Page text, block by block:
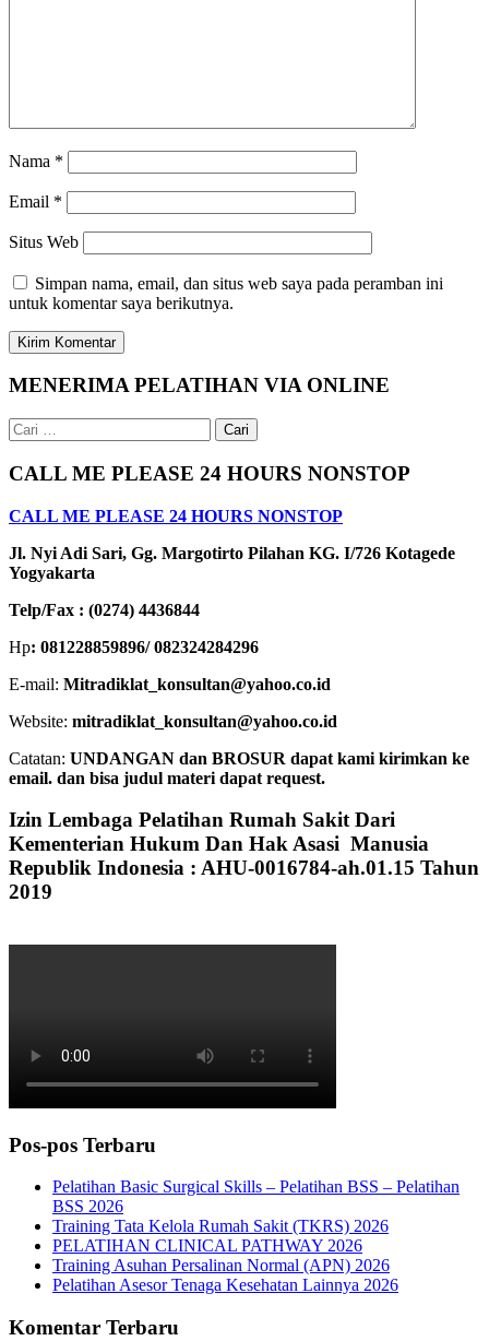
Nama *
Email *
Situs Web
Simpan nama, email, dan situs web saya pada peramban ini
untuk komentar saya berikutnya.
MENERIMA PELATIHAN VIA ONLINE
Cari
untuk:
CALL ME PLEASE 24 HOURS NONSTOP
CALL ME PLEASE 24 HOURS NONSTOP
Jl. Nyi Adi Sari, Gg. Margotirto Pilahan KG. I/726 Kotagede
Yogyakarta
Telp/Fax : (0274) 4436844
Hp: 081228859896/ 082324284296
E-mail: Mitradiklat_konsultan@yahoo.co.id
Website: mitradiklat_konsultan@yahoo.co.id
Catatan: UNDANGAN dan BROSUR dapat kami kirimkan ke
email. dan bisa judul materi dapat request.
Izin Lembaga Pelatihan Rumah Sakit Dari
Kementerian Hukum Dan Hak Asasi Manusia
Republik Indonesia : AHU-0016784-ah.01.15 Tahun
2019
Pos-pos Terbaru
Pelatihan Basic Surgical Skills – Pelatihan BSS – Pelatihan
BSS 2026
Training Tata Kelola Rumah Sakit (TKRS) 2026
PELATIHAN CLINICAL PATHWAY 2026
Training Asuhan Persalinan Normal (APN) 2026
Pelatihan Asesor Tenaga Kesehatan Lainnya 2026
Komentar Terbaru